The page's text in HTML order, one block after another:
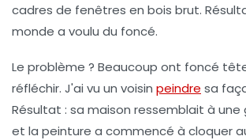
cadres de fenêtres en bois brut.
monde a voulu du foncé.
Le problème ? Beaucoup ont foncé
réfléchir. J'ai vu un voisin peindre sa
Résultat : sa maison ressemblait à
et la peinture a commencé à cloquer